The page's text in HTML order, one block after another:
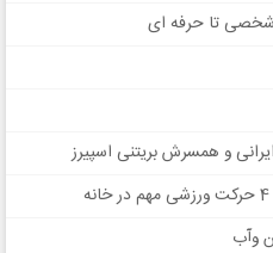
شخصی تا حرفه ای
و همسرش بریتنی اسپیرز
وآب